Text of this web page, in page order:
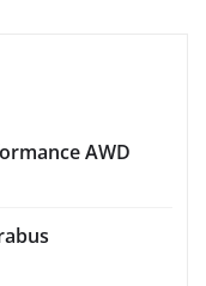
AWD